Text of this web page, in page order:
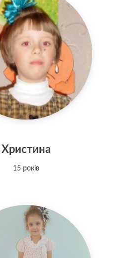
Христина
15 років